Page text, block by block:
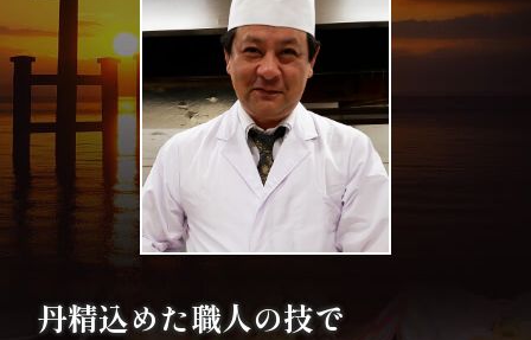
光
家
族
の
ま
丹精込めた職人の技で